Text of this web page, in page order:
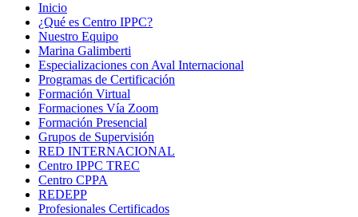
Inicio
¿Qué es Centro IPPC?
Nuestro Equipo
Marina Galimberti
Especializaciones con Aval Internacional
Programas de Certificación
Formación Virtual
Formaciones Vía Zoom
Formación Presencial
Grupos de Supervisión
RED INTERNACIONAL
Centro IPPC TREC
Centro CPPA
REDEPP
Profesionales Certificados